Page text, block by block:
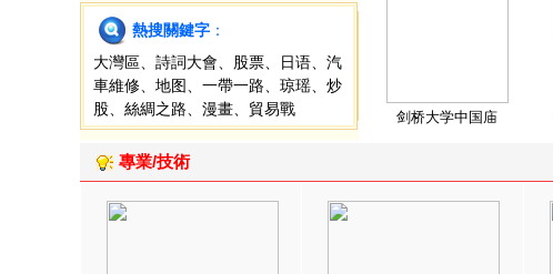
熱搜關鍵字 ：
大灣區
詩詞大會 股票 日语
汽
車維修
地图 一帶一路 琼瑶
炒
股
絲綢之路 漫畫 貿易戰 剑桥大学中国庙
專業/技術